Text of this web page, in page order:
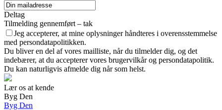
Deltag
Tilmelding gennemført – tak
Jeg accepterer, at mine oplysninger håndteres i overensstemmelse
med persondatapolitikken.
Du bliver en del af vores mailliste, når du tilmelder dig, og det
indebærer, at du accepterer vores brugervilkår og persondatapolitik.
Du kan naturligvis afmelde dig når som helst.
Lær os at kende
Byg Den
Byg Den